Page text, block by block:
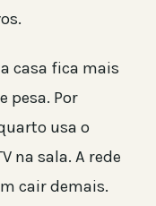
casa fica mais
pesa. Por
usa o
na sala. A rede
cair demais.